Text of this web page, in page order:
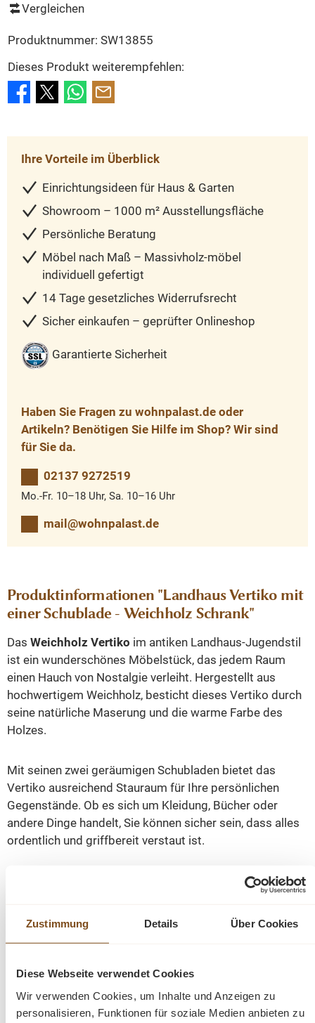
Zustimmung Details Über Cookies
Diese Webseite verwendet Cookies
Wir verwenden Cookies, um Inhalte und Anzeigen zu
personalisieren, Funktionen für soziale Medien anbieten zu
Vergleichen
Produktnummer: SW13855
Dieses Produkt weiterempfehlen:
Ihre Vorteile im Überblick
Einrichtungsideen für Haus & Garten
Showroom – 1000 m² Ausstellungsfläche
Persönliche Beratung
Möbel nach Maß – Massivholz-möbel
individuell gefertigt
14 Tage gesetzliches Widerrufsrecht
Sicher einkaufen – geprüfter Onlineshop
Garantierte Sicherheit
Haben Sie Fragen zu wohnpalast.de oder
Artikeln? Benötigen Sie Hilfe im Shop? Wir sind
für Sie da.
02137 9272519
Mo.-Fr. 10–18 Uhr, Sa. 10–16 Uhr
mail@wohnpalast.de
Produktinformationen "Landhaus Vertiko mit
einer Schublade - Weichholz Schrank"
Das Weichholz Vertiko im antiken Landhaus-Jugendstil
ist ein wunderschönes Möbelstück, das jedem Raum
einen Hauch von Nostalgie verleiht. Hergestellt aus
hochwertigem Weichholz, besticht dieses Vertiko durch
seine natürliche Maserung und die warme Farbe des
Holzes.
Mit seinen zwei geräumigen Schubladen bietet das
Vertiko ausreichend Stauraum für Ihre persönlichen
Gegenstände. Ob es sich um Kleidung, Bücher oder
andere Dinge handelt, Sie können sicher sein, dass alles
ordentlich und griffbereit verstaut ist.
Die antiken Metallgriffe verleihen dem Vertiko einen
rustikalen Charme und unterstreichen den Landhaus-
Jugendstil. Die geschwungenen Linien und Verzierungen
an den Seiten des Möbelstücks verleihen ihm eine
Dank seiner kompakten Größe passt das Vertiko perfekt
in jeden Raum. Ob im Wohnzimmer, Schlafzimmer oder